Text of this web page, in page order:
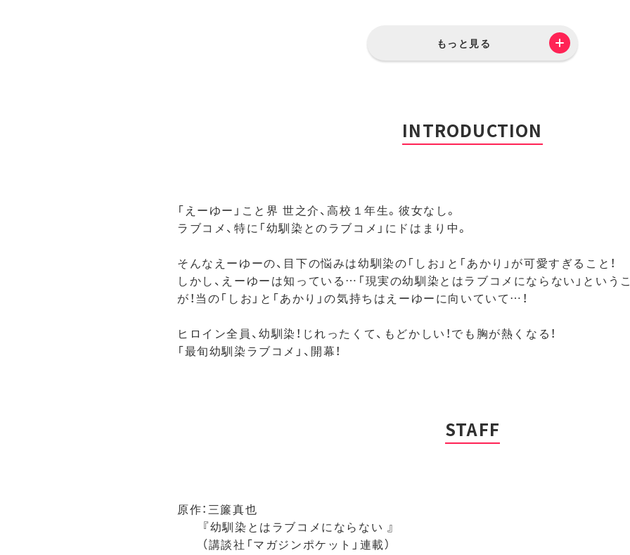
もっと見る
INTRODUCTION
「えーゆー」こと界 世之介、高校１年生。彼女なし。
ラブコメ、特に「幼馴染とのラブコメ」にドはまり中。
そんなえーゆーの、目下の悩みは幼馴染の「しお」と「あかり」が可愛すぎること！
しかし、えーゆーは知っている…「現実の幼馴染とはラブコメにならない」という
が！当の「しお」と「あかり」の気持ちはえーゆーに向いていて…！
ヒロイン全員、幼馴染！じれったくて、もどかしい！でも胸が熱くなる！
「最旬幼馴染ラブコメ」、開幕！
STAFF
原作：三簾真也
『幼馴染とはラブコメにならない 』
（講談社「マガジンポケット」連載）